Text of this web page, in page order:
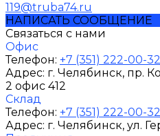
119@truba74.ru
НАПИСАТЬ СООБЩЕНИЕ
Связаться с нами
Офис
Телефон: +7 (351) 222-00-32
Адрес: г. Челябинск, пр.
2 офис 412
Склад
Телефон: +7 (351) 222-00-32
Адрес: г. Челябинск, ул.